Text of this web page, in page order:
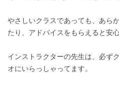
やさしいクラスであっても、あら
たり、アドバイスをもらえると安心
インストラクターの先生は、必ず
オにいらっしゃってます。